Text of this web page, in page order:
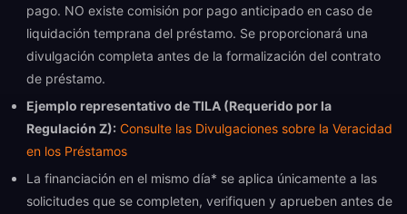
pago. NO existe comisión por pago anticipado en caso de
liquidación temprana del préstamo. Se proporcionará una
divulgación completa antes de la formalización del contrato
de préstamo.
Ejemplo representativo de TILA (Requerido por la
Regulación Z): Consulte las Divulgaciones sobre la Veracidad
en los Préstamos
La financiación en el mismo día* se aplica únicamente a las
solicitudes que se completen, verifiquen y aprueben antes de